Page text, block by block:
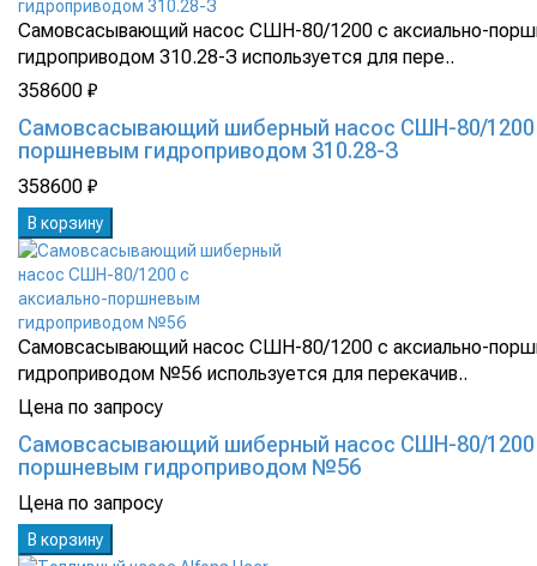
Самовсасывающий насос СШН-80/1200 с аксиально-
гидроприводом 310.28-З используется для пере..
358600 ₽
Самовсасывающий шиберный насос СШН-80/1200
поршневым гидроприводом 310.28-З
358600 ₽
В корзину
Самовсасывающий насос СШН-80/1200 с аксиально-
гидроприводом №56 используется для перекачив..
Цена по запросу
Самовсасывающий шиберный насос СШН-80/1200
поршневым гидроприводом №56
Цена по запросу
В корзину